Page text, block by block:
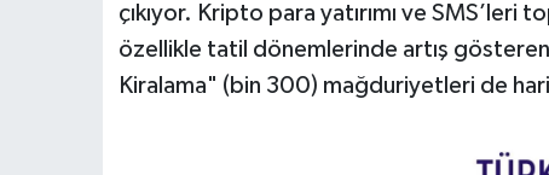
çıkıyor. Kripto para yatırımı ve
özellikle tatil dönemlerinde artış
Kiralama" (bin 300) mağduriyetleri de